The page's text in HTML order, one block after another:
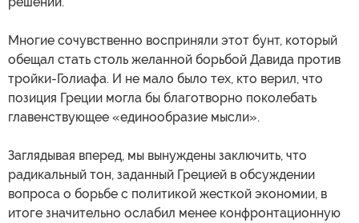
Многие сочувственно восприняли этот бунт, который
обещал стать столь желанной борьбой Давида против
тройки-Голиафа. И не мало было тех, кто верил, что
позиция Греции могла бы благотворно поколебать
главенствующее «единообразие мысли».
Заглядывая вперед, мы вынуждены заключить, что
радикальный тон, заданный Грецией в обсуждении
вопроса о борьбе с политикой жесткой экономии, в
итоге значительно ослабил менее конфронтационную